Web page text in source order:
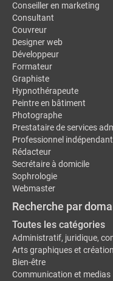
Conseiller en marketing
Consultant
Couvreur
Designer web
Développeur
Formateur
Graphiste
Hypnothérapeute
Peintre en bâtiment
Photographe
Prestataire de services
Professionnel indépendant
Rédacteur
Secrétaire à domicile
Sophrologie
Webmaster
Recherche par
Toutes les catégories
Administratif, juridique,
Arts graphiques et
Bien-être
Communication et medias